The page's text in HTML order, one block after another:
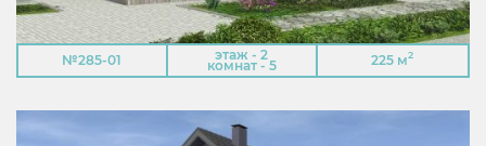
№285-01 этаж - 2
комнат - 5 225 м2